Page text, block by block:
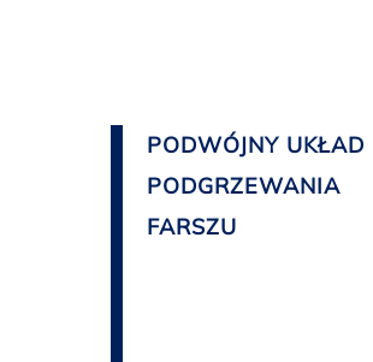
PODWÓJNY UKŁAD
PODGRZEWANIA
FARSZU